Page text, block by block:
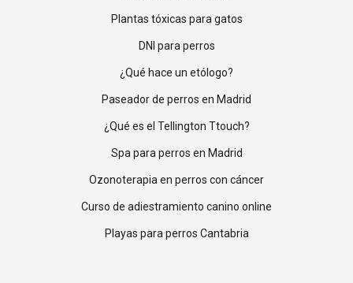
Plantas tóxicas para gatos
DNI para perros
¿Qué hace un etólogo?
Paseador de perros en Madrid
¿Qué es el Tellington Ttouch?
Spa para perros en Madrid
Ozonoterapia en perros con cáncer
Curso de adiestramiento canino online
Playas para perros Cantabria